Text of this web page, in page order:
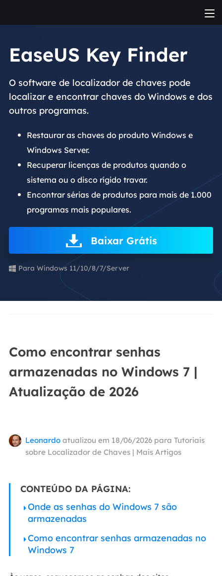
EaseUS Key Finder
O software de localizador de chaves pode
localizar e encontrar chaves do Windows e dos
outros programas.
Restaurar as chaves do produto Windows e
Windows Server.
Recuperar licenças de produtos quando o
sistema ou o disco rígido travar.
Encontrar sérias de produtos para mais de 1.000
programas mais populares.
Baixar Grátis
Para Windows 11/10/8/7/Server
Como encontrar senhas
armazenadas no Windows 7 |
Atualização de 2026
Leonardoatualizou em 18/06/2026 para Tutoriais
sobre Localizador de Chaves | Mais Artigos
CONTEÚDO DA PÁGINA:
Onde as senhas do Windows 7 são
armazenadas
Como encontrar senhas armazenadas no
Windows 7